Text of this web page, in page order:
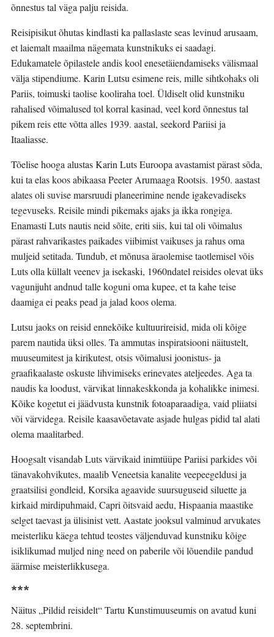
õnnestus tal väga palju reisida.
Reisipisikut õhutas kindlasti ka pallaslaste seas levinud arusaam,
et laiemalt maailma nägemata kunstnikuks ei saadagi.
Edukamatele õpilastele andis kool enesetäiendamiseks välismaal
välja stipendiume. Karin Lutsu esimene reis, mille sihtkohaks oli
Pariis, toimuski taolise kooliraha toel. Üldiselt olid kunstniku
rahalised võimalused tol korral kasinad, veel kord õnnestus tal
pikem reis ette võtta alles 1939. aastal, seekord Pariisi ja
Itaaliasse.
Tõelise hooga alustas Karin Luts Euroopa avastamist pärast sõda,
kui ta elas koos abikaasa Peeter Arumaaga Rootsis. 1950. aastast
alates oli suvise marsruudi planeerimine nende igakevadiseks
tegevuseks. Reisile mindi pikemaks ajaks ja ikka rongiga.
Enamasti Luts nautis neid sõite, eriti siis, kui tal oli võimalus
pärast rahvarikastes paikades viibimist vaikuses ja rahus oma
muljeid setitada. Tundub, et mõnusa äraolemise taotlemisel võis
Luts olla küllalt veenev ja isekaski, 1960ndatel reisides olevat üks
vagunijuht andnud talle koguni oma kupee, et ta kahe teise
daamiga ei peaks pead ja jalad koos olema.
Lutsu jaoks on reisid ennekõike kultuurireisid, mida oli kõige
parem nautida üksi olles. Ta ammutas inspiratsiooni näitustelt,
muuseumitest ja kirikutest, otsis võimalusi joonistus- ja
graafikaalaste oskuste lihvimiseks erinevates ateljeedes. Aga ta
naudis ka loodust, värvikat linnakeskkonda ja kohalikke inimesi.
Kõike kogetut ei jäädvusta kunstnik fotoaparaadiga, vaid pliiatsi
või värvidega. Reisile kaasavõetavate asjade hulgas pidid tal alati
olema maalitarbed.
Hoogsalt visandab Luts värvikaid inimtüüpe Pariisi parkides või
tänavakohvikutes, maalib Veneetsia kanalite veepeegeldusi ja
graatsilisi gondleid, Korsika agaavide suursuguseid siluette ja
kirkaid mirdipuhmaid, Capri õitsvaid aedu, Hispaania maastike
selget taevast ja ülisinist vett. Aastate jooksul valminud arvukates
meisterliku käega tehtud teostes väljenduvad kunstniku kõige
isiklikumad muljed ning need on paberile või lõuendile pandud
äärmise meisterlikkusega.
***
Näitus „Pildid reisidelt“ Tartu Kunstimuuseumis on avatud kuni
28. septembrini.